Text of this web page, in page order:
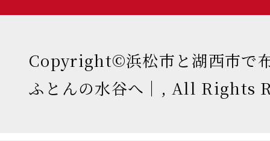
Copyright©浜松市と湖西市で
ふとんの水谷へ｜, All Rights